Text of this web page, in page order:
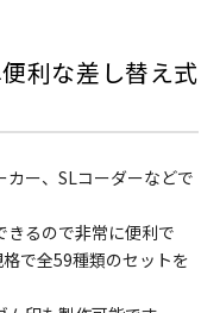
利な差し替え式
ー、SLコーダーなどで
きるので非常に便利で
で全59種類のセットを